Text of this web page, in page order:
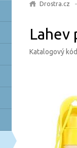
Drostra.cz
Lahev
Katalogový